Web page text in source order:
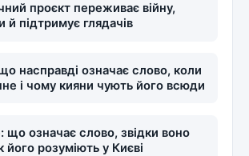
проєкт переживає війну,
й підтримує глядачів
насправді означає слово, коли
і чому кияни чують його всюди
означає слово, звідки воно
його розуміють у Києві